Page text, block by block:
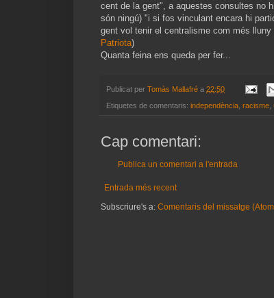
cent de la gent", a aquestes consultes no
són ningú) "i si fos vinculant encara hi
gent vol tenir el centralisme com més
Patriota)
Quanta feina ens queda per fer...
Publicat per Tomàs Mallafré a 22:50
Etiquetes de comentaris: independència racisme
Cap comentari:
Publica un comentari a l'entrada
Entrada més recent
Subscriure's a: Comentaris del missatge